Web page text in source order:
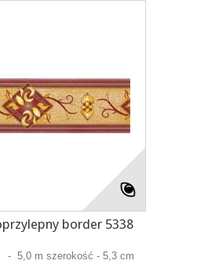
border 5338
- 5,0 m szerokość - 5,3 cm